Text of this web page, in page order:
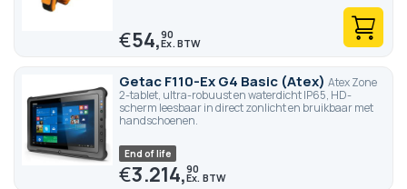
€54,90
Getac F110-Ex G4 Basic (Atex) Atex Zone
2-tablet, ultra-robuust en waterdicht IP65, HD-
scherm leesbaar in direct zonlicht en bruikbaar met
handschoenen.
End of life
€3.214,90